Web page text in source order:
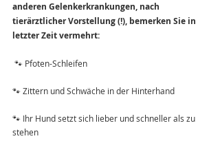
anderen Gelenkerkrankungen, nach
tierärztlicher Vorstellung (!), bemerken Sie in
letzter Zeit vermehrt:
​ 🐾 Pfoten-Schleifen
🐾 Zittern und Schwäche in der Hinterhand
🐾 Ihr Hund setzt sich lieber und schneller als zu
stehen